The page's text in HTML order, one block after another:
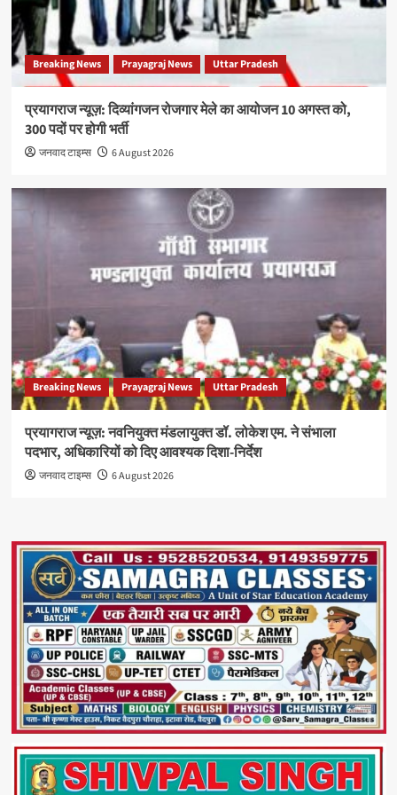
Breaking News Prayagraj News Uttar Pradesh
प्रयागराज न्यूज़: दिव्यांगजन रोजगार मेले का आयोजन 10 अगस्त को,
300 पदों पर होगी भर्ती
जनवाद टाइम्स 6 August 2026
Breaking News Prayagraj News Uttar Pradesh
प्रयागराज न्यूज़: नवनियुक्त मंडलायुक्त डॉ. लोकेश एम. ने संभाला
पदभार, अधिकारियों को दिए आवश्यक दिशा-निर्देश
जनवाद टाइम्स 6 August 2026